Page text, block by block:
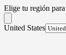
Elige tu región
United States